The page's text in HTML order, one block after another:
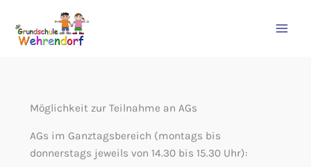
Inhalt
springen
Möglichkeit zur Teilnahme an AGs
AGs im Ganztagsbereich (montags bis
donnerstags jeweils von 14.30 bis 15.30 Uhr):